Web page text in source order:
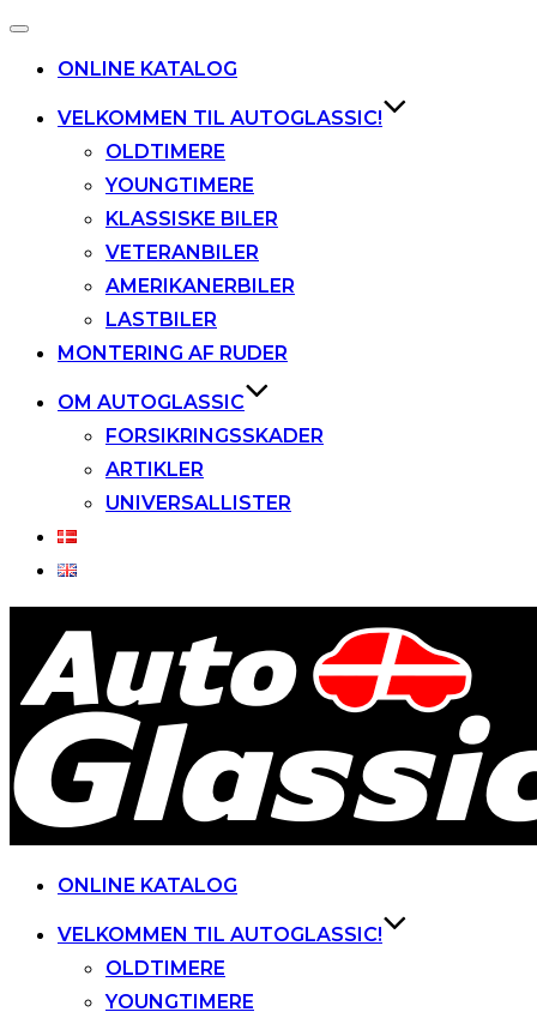
Slå
til/fra ONLINE KATALOG
VELKOMMEN TIL AUTOGLASSIC!
OLDTIMERE
YOUNGTIMERE
KLASSISKE BILER
VETERANBILER
AMERIKANERBILER
LASTBILER
MONTERING AF RUDER
OM AUTOGLASSIC
FORSIKRINGSSKADER
ARTIKLER
UNIVERSALLISTER
indhold
ONLINE KATALOG
VELKOMMEN TIL AUTOGLASSIC!
OLDTIMERE
YOUNGTIMERE